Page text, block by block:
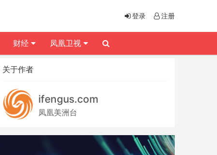
关于作者
ifengus.com
凤凰美洲台
登录 注册
财经 凤凰卫视